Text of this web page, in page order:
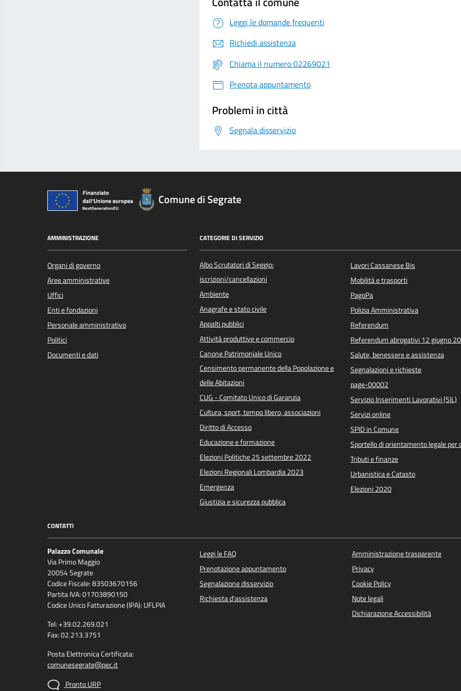
Leggi le domande frequenti
Richiedi assistenza
Chiama il numero 02269021
Prenota appuntamento
Problemi in città
Segnala disservizio
Comune di Segrate
AMMINISTRAZIONE
Organi di governo
Aree amministrative
Uffici
Enti e fondazioni
Personale amministrativo
Politici
Documenti e dati
CATEGORIE DI SERVIZIO
Albo Scrutatori di Seggio:
iscrizioni/cancellazioni
Ambiente
Anagrafe e stato civile
Appalti pubblici
Attività produttive e commercio
Canone Patrimoniale Unico
Censimento permanente della Popolazione e
delle Abitazioni
CUG - Comitato Unico di Garanzia
Cultura, sport, tempo libero, associazioni
Diritto di Accesso
Educazione e formazione
Elezioni Politiche 25 settembre 2022
Elezioni Regionali Lombardia 2023
Emergenza
Giustizia e sicurezza pubblica
Lavori Cassanese Bis
Mobilità e trasporti
PagoPa
Polizia Amministrativa
Referendum
Referendum abrogativi 12 giugno
Salute, benessere e assistenza
Segnalazioni e richieste
page-00002
Servizio Inserimenti Lavorativi (SIL)
Servizi online
SPID in Comune
Sportello di orientamento legale per
Tributi e finanze
Urbanistica e Catasto
Elezioni 2020
CONTATTI
Palazzo Comunale
Via Primo Maggio
20054 Segrate
Codice Fiscale: 83503670156
Partita IVA: 01703890150
Codice Unico Fatturazione (IPA): UFLPIA
Tel: +39.02.269.021
Fax: 02.213.3751
Posta Elettronica Certificata:
comunesegrate@pec.it
Pronto URP
Leggi le FAQ
Prenotazione appuntamento
Segnalazione disservizio
Richiesta d'assistenza
Amministrazione trasparente
Privacy
Cookie Policy
Note legali
Dichiarazione Accessibilità